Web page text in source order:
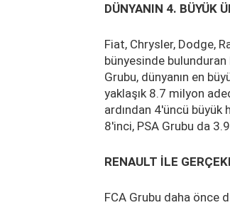
DÜNYANIN 4. BÜYÜK
Fiat, Chrysler, Dodge,
bünyesinde bulunduran
Grubu, dünyanın en
yaklaşık 8.7 milyon
ardından 4'üncü büyük
8'inci, PSA Grubu da
RENAULT İLE
FCA Grubu daha önce